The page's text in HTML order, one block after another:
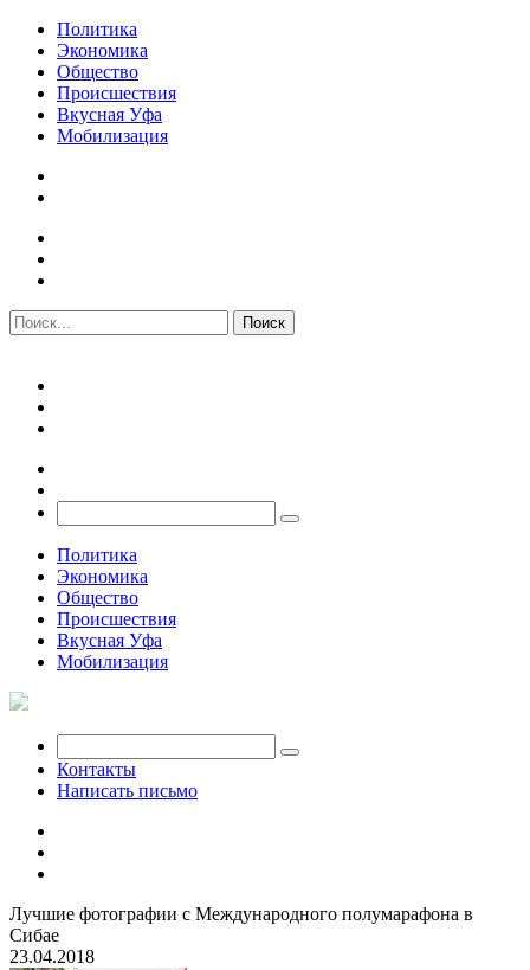
Политика
Экономика
Общество
Происшествия
Вкусная Уфа
Мобилизация
Политика
Экономика
Общество
Происшествия
Вкусная Уфа
Мобилизация
Контакты
Написать письмо
Лучшие фотографии с Международного полумарафона в
Сибае
23.04.2018